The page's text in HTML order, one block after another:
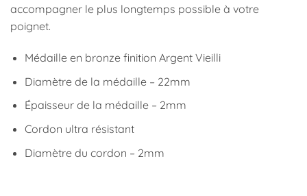
accompagner le plus longtemps possible à votre
poignet.
Médaille en bronze finition Argent Vieilli
Diamètre de la médaille – 22mm
Épaisseur de la médaille – 2mm
Cordon ultra résistant
Diamètre du cordon – 2mm